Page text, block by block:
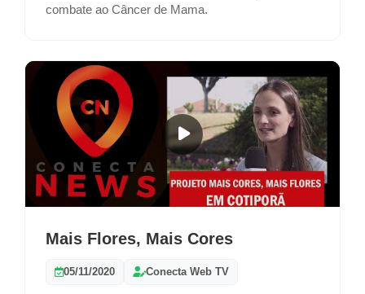
combate ao Câncer de Mama.
Mais Flores, Mais Cores
05/11/2020 Conecta Web TV